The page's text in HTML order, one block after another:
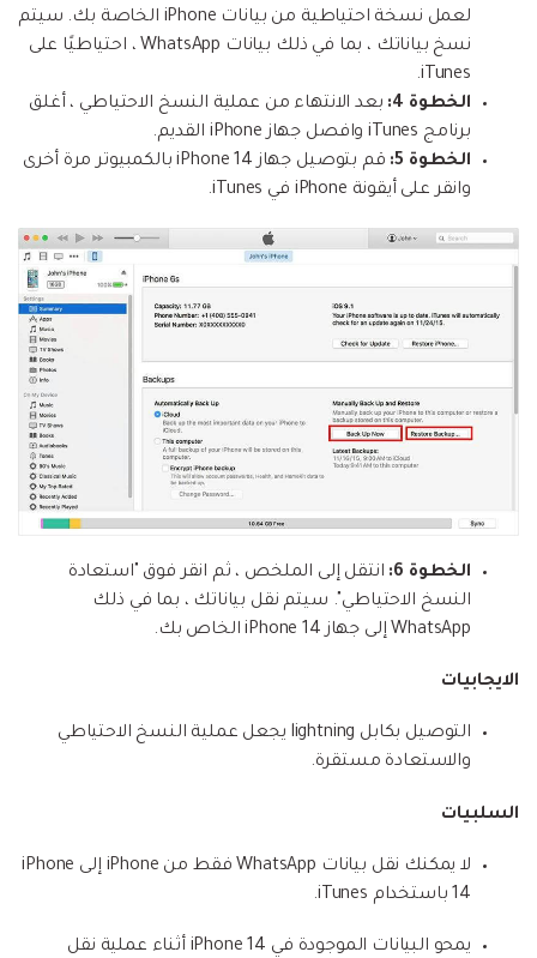
لعمل نسخة احتياطية من بيانات iPhone الخاصة بك. سيتم
نسخ بياناتك ، بما في ذلك بيانات WhatsApp ، احتياطيًا على
iTunes.
الخطوة 4:
بعد الانتهاء من عملية النسخ الاحتياطي ، أغلق
برنامج iTunes وافصل جهاز iPhone القديم.
الخطوة 5:
قم بتوصيل جهاز iPhone 14 بالكمبيوتر مرة أخرى
وانقر على أيقونة iPhone في iTunes.
الخطوة 6:
انتقل إلى الملخص ، ثم انقر فوق "استعادة
النسخ الاحتياطي". سيتم نقل بياناتك ، بما في ذلك
WhatsApp إلى جهاز iPhone 14 الخاص بك.
الايجابيات
التوصيل بكابل lightning يجعل عملية النسخ الاحتياطي
والاستعادة مستقرة.
السلبيات
لا يمكنك نقل بيانات WhatsApp فقط من iPhone إلى iPhone
14 باستخدام iTunes.
يمحو البيانات الموجودة في iPhone 14 أثناء عملية نقل